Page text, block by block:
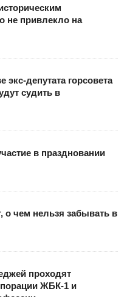
не привлекло на
депутата горсовета
судить в
в праздновании
о чем нельзя забывать в
проходят
ЖБК-1 и